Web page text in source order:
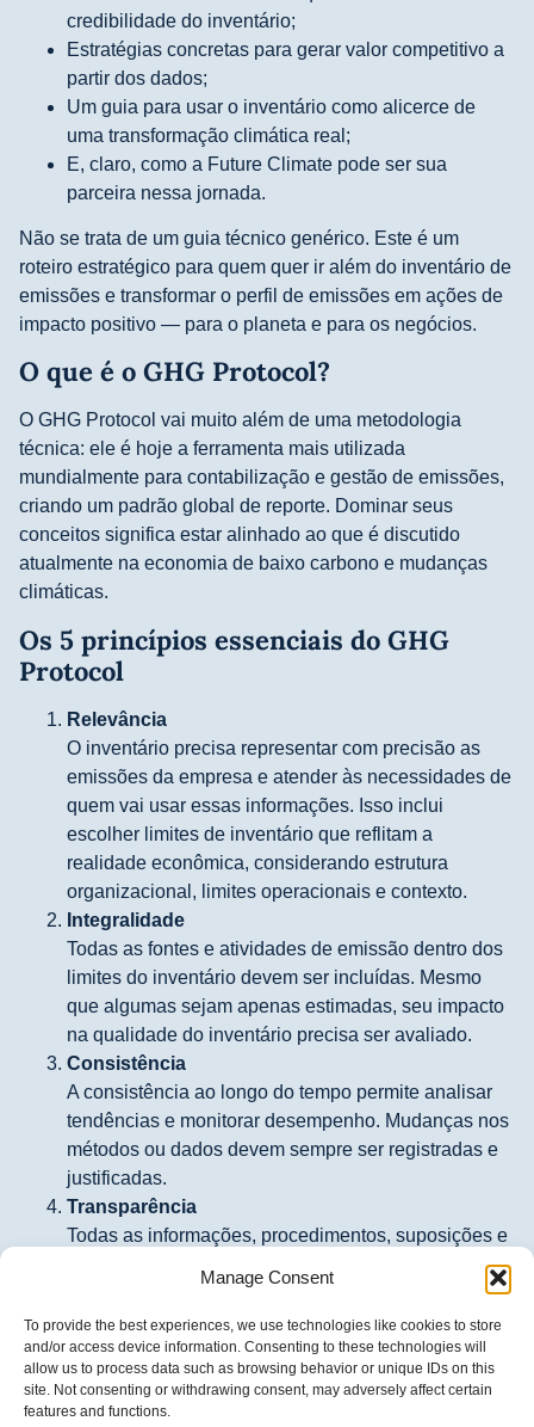
Manage Consent
To provide the best experiences, we use technologies like cookies to store
and/or access device information. Consenting to these technologies will
allow us to process data such as browsing behavior or unique IDs on this
site. Not consenting or withdrawing consent, may adversely affect certain
features and functions.
credibilidade do inventário;
Estratégias concretas para gerar valor competitivo a
partir dos dados;
Um guia para usar o inventário como alicerce de
uma transformação climática real;
E, claro, como a Future Climate pode ser sua
parceira nessa jornada.
Não se trata de um guia técnico genérico. Este é um
roteiro estratégico para quem quer ir além do inventário de
emissões e transformar o perfil de emissões em ações de
impacto positivo — para o planeta e para os negócios.
O que é o GHG Protocol?
O GHG Protocol vai muito além de uma metodologia
técnica: ele é hoje a ferramenta mais utilizada
mundialmente para contabilização e gestão de emissões,
criando um padrão global de reporte. Dominar seus
conceitos significa estar alinhado ao que é discutido
atualmente na economia de baixo carbono e mudanças
climáticas.
Os 5 princípios essenciais do GHG
Protocol
Relevância
O inventário precisa representar com precisão as
emissões da empresa e atender às necessidades de
quem vai usar essas informações. Isso inclui
escolher limites de inventário que reflitam a
realidade econômica, considerando estrutura
organizacional, limites operacionais e contexto.
Integralidade
Todas as fontes e atividades de emissão dentro dos
limites do inventário devem ser incluídas. Mesmo
que algumas sejam apenas estimadas, seu impacto
na qualidade do inventário precisa ser avaliado.
Consistência
A consistência ao longo do tempo permite analisar
tendências e monitorar desempenho. Mudanças nos
métodos ou dados devem sempre ser registradas e
justificadas.
Transparência
Todas as informações, procedimentos, suposições e
limitações precisam ser claros, bem documentados e
auditáveis. Auditorias externas independentes são
uma boa prática.
Exatidão
Os dados devem ser precisos, minimizando
incertezas e evitando viés. Isso aumenta a